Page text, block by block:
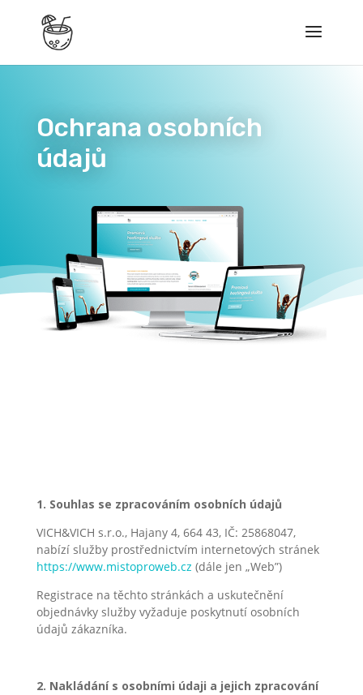
Ochrana osobních
údajů
1. Souhlas se zpracováním osobních údajů
VICH&VICH s.r.o., Hajany 4, 664 43, IČ: 25868047,
nabízí služby prostřednictvím internetových stránek
https://www.mistoproweb.cz (dále jen „Web”)
Registrace na těchto stránkách a uskutečnění
objednávky služby vyžaduje poskytnutí osobních
údajů zákazníka.
2. Nakládání s osobními údaji a jejich zpracování